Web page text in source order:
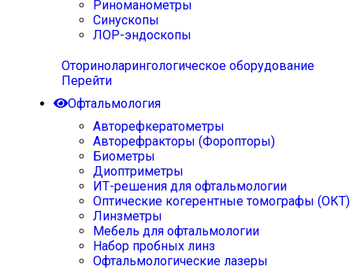
Риноманометры
Синускопы
ЛОР-эндоскопы
Оториноларингологическое оборудование
Перейти
Офтальмология
Авторефкератометры
Авторефракторы (Форопторы)
Биометры
Диоптриметры
ИТ-решения для офтальмологии
Оптические когерентные томографы (ОКТ)
Линзметры
Мебель для офтальмологии
Набор пробных линз
Офтальмологические лазеры